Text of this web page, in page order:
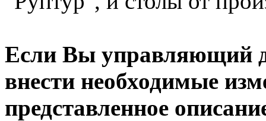
Если Вы управляющий
внести необходимые
представленное